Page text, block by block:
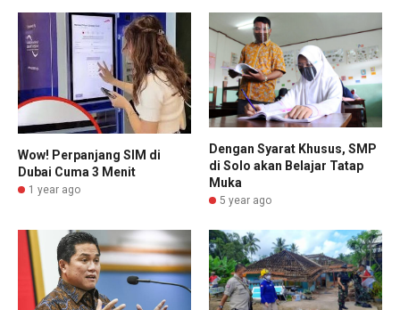
Wow! Perpanjang SIM di
Dubai Cuma 3 Menit
1 year ago
Dengan Syarat Khusus, SMP
di Solo akan Belajar Tatap
Muka
5 year ago